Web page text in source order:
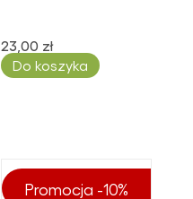
23,00 zł
Do koszyka
Promocja -10%